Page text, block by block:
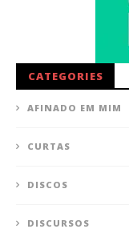
CATEGORIES
AFINADO EM MIM
CURTAS
DISCOS
DISCURSOS